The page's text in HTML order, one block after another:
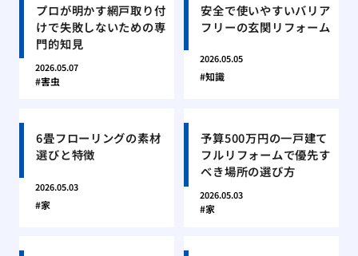
プロが明かす網戸取り付
けで失敗しないための専
門的知見
2026.05.07
害虫
安全で使いやすいバリア
フリーの玄関リフォーム
2026.05.05
知識
6畳フローリングの素材
選びと特徴
2026.05.03
家
予算500万円の一戸建て
フルリフォームで優先す
べき場所の選び方
2026.05.03
家